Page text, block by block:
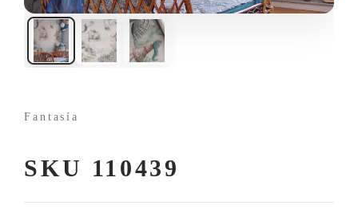
Fantasía
SKU 110439